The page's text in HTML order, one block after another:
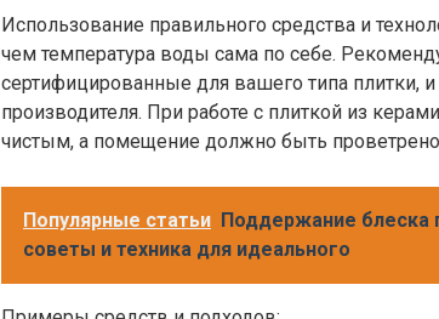
Использование правильного средства и
чем температура воды сама по себе.
сертифицированные для вашего типа плитки,
производителя. При работе с плиткой из
чистым, а помещение должно быть
Популярные статьи Поддержание блеска
советы и техника для идеального